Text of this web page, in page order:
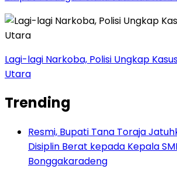
Lagi-lagi Narkoba, Polisi Ungkap
Utara
Trending
Resmi, Bupati Tana Toraja
Disiplin Berat kepada Kepala
Bonggakaradeng